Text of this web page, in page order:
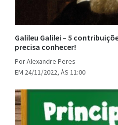
Galileu Galilei – 5
precisa conhecer!
Por Alexandre Peres
EM 24/11/2022, ÀS 11:00